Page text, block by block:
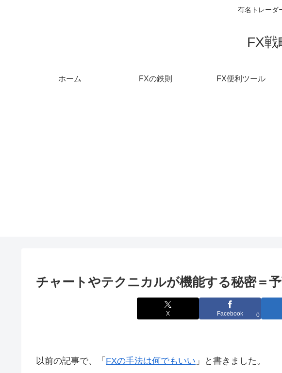
有名トレーダ
FX
ホーム FXの鉄則 FX便利ツール
チャートやテクニカルが機能する秘密＝
X Facebook 0
以前の記事で、「 FXの手法は何でもいい 」と書きました。